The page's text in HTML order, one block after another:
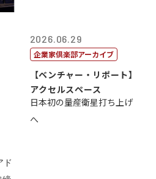
2026.06.29
企業家倶楽部アーカイブ
【ベンチャー・リポート】
アクセルスペース
日本初の量産衛星打ち上げ
へ